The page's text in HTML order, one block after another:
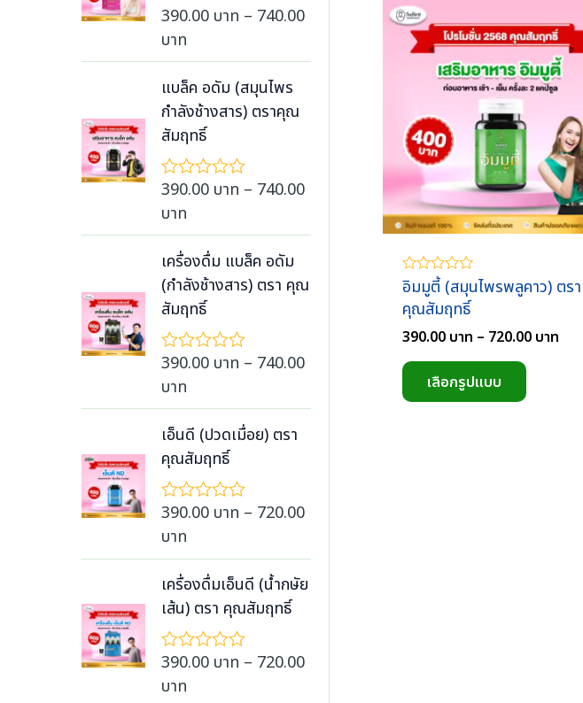
ใ
ค
ะ
น
น
0
ตั้
ง
แ
ต่
1
-
5
ค
ะ
แ
น
น
390.00 บาท – 740.00
บาท
r
i
c
e
r
a
g
e
:
3
9
0
.
0
บ
า
ท
t
r
o
u
g
h
แบล็ค อดัม (สมุนไพร
กำลังช้างสาร) ตราคุณ
สัมฤทธิ์
ใ
ค
ะ
น
น
0
ตั้
ง
แ
ต่
1
-
5
ค
ะ
แ
น
390.00 บาท – 740.00
บาท
r
i
c
e
r
a
g
e
:
3
9
0
0
บ
า
ท
เครื่องดื่ม แบล็ค อดัม
(กำลังช้างสาร) ตรา คุณ
สัมฤทธิ์
ใ
ค
ะ
แ
น
น
ตั้
ง
แ
ต่
5
ค
ะ
แ
น
น
390.00 บาท – 740.00
บาท
r
i
c
e
r
n
g
e
:
3
9
เอ็นดี (ปวดเมื่อย) ตรา
คุณสัมฤทธิ์
ใ
ค
ะ
น
น
ตั้
ง
แ
ต่
390.00 บาท – 720.00
บาท
r
i
c
e
r
เครื่องดื่มเอ็นดี (น้ำกษัย
เส้น) ตรา คุณสัมฤทธิ์
ใ
ค
390.00 บาท – 720.00
บาท
ให้
คะแนน
0
ตั้งแต่
1-
คะแนน
อิมมูตี้ (สมุนไพรพลูคาว) ตรา
คุณสัมฤทธิ์
390.00บาท – 720.00บาทPrice
เลือกรูปแบบ
This
product